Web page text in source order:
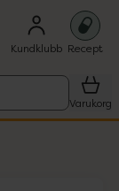
Kundklubb Recept
Varukorg